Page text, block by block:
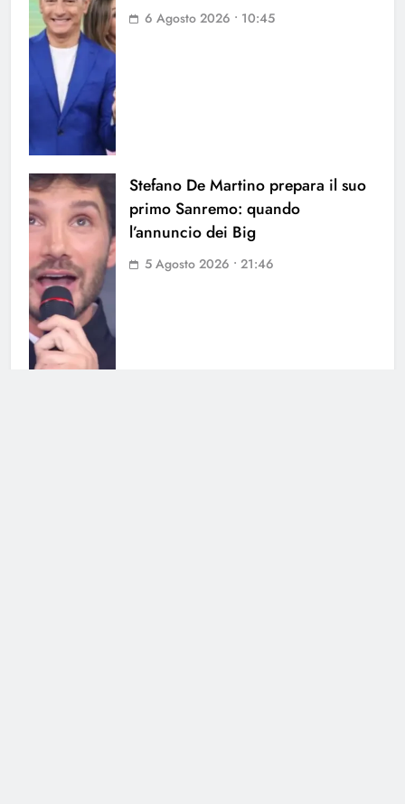
6 Agosto 2026 • 10:45
Stefano De Martino prepara il suo
primo Sanremo: quando
l’annuncio dei Big
5 Agosto 2026 • 21:46